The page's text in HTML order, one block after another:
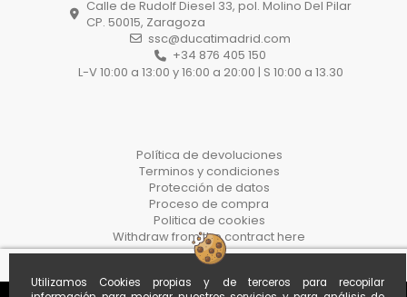
Utilizamos Cookies propias y de terceros para recopilar
Calle de Rudolf Diesel 33, pol. Molino Del Pilar
CP. 50015, Zaragoza
ssc@ducatimadrid.com
+34 876 405 150
L-V 10:00 a 13:00 y 16:00 a 20:00 | S 10:00 a 13.30
Política de devoluciones
Terminos y condiciones
Protección de datos
Proceso de compra
Politica de cookies
Withdraw from the contract here